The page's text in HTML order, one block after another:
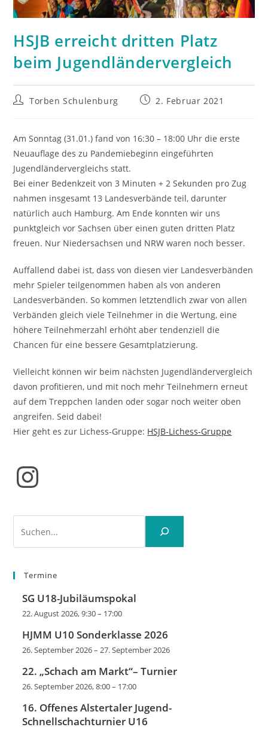
HSJB erreicht dritten Platz
beim Jugendländervergleich
Beitrags-
Torben Schulenburg
Beitrag2. Februar 2021
Am Sonntag (31.01.) fand von 16:30 – 18:00 Uhr die erste
Neuauflage des zu Pandemiebeginn eingeführten
Jugendländervergleichs statt.
Bei einer Bedenkzeit von 3 Minuten + 2 Sekunden pro Zug
nahmen insgesamt 13 Landesverbände teil, darunter
natürlich auch Hamburg. Am Ende konnten wir uns
punktgleich vor Sachsen über einen guten dritten Platz
freuen. Nur Niedersachsen und NRW waren noch besser.
Auffallend dabei ist, dass von diesen vier Landesverbänden
mehr Spieler teilgenommen haben als von anderen
Landesverbänden. So kommen letztendlich zwar von allen
Verbänden gleich viele Teilnehmer in die Wertung, eine
höhere Teilnehmerzahl erhöht aber tendenziell die
Chancen für eine bessere Gesamtplatzierung.
Vielleicht können wir beim nächsten Jugendländervergleich
davon profitieren, und mit noch mehr Teilnehmern erneut
auf dem Treppchen landen oder sogar noch weiter oben
angreifen. Seid dabei!
Hier geht es zur Lichess-Gruppe: HSJB-Lichess-Gruppe
Instagram
Termine
SG U18-Jubiläumspokal
22. August 2026, 9:30– 17:00
HJMM U10 Sonderklasse 2026
26. September 2026– 27. September 2026
22. „Schach am Markt“– Turnier
26. September 2026, 8:00– 17:00
16. Offenes Alstertaler Jugend-
Schnellschachturnier U16